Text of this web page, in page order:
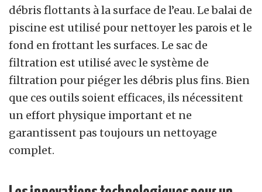
débris flottants à la surface de l’eau. Le balai de
piscine est utilisé pour nettoyer les parois et le
fond en frottant les surfaces. Le sac de
filtration est utilisé avec le système de
filtration pour piéger les débris plus fins. Bien
que ces outils soient efficaces, ils nécessitent
un effort physique important et ne
garantissent pas toujours un nettoyage
complet.